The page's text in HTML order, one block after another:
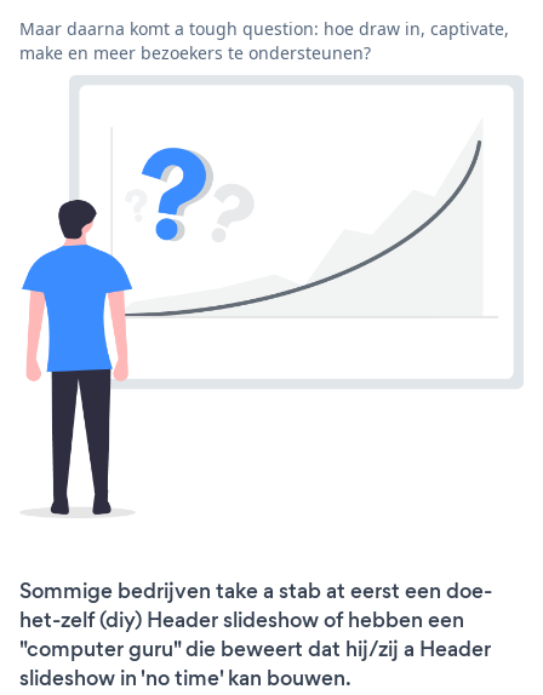
Maar daarna komt a tough question: hoe draw in, captivate,
make en meer bezoekers te ondersteunen?
Sommige bedrijven take a stab at eerst een doe-
het-zelf (diy) Header slideshow of hebben een
"computer guru" die beweert dat hij/zij a Header
slideshow in 'no time' kan bouwen.